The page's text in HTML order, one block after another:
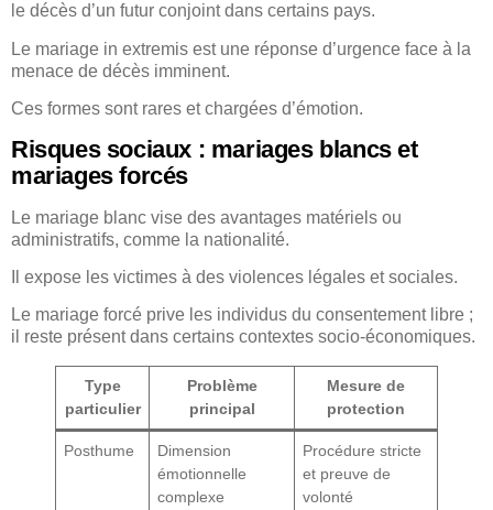
le décès d’un futur conjoint dans certains pays.
Le mariage in extremis est une réponse d’urgence face à la
menace de décès imminent.
Ces formes sont rares et chargées d’émotion.
Risques sociaux : mariages blancs et
mariages forcés
Le mariage blanc vise des avantages matériels ou
administratifs, comme la nationalité.
Il expose les victimes à des violences légales et sociales.
Le mariage forcé prive les individus du consentement libre ;
il reste présent dans certains contextes socio-économiques.
Type
particulier
Problème
principal
Mesure de
protection
Posthume
Dimension
émotionnelle
complexe
Procédure stricte
et preuve de
volonté